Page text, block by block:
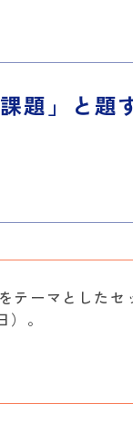
題」と題
テーマとしたセ
。